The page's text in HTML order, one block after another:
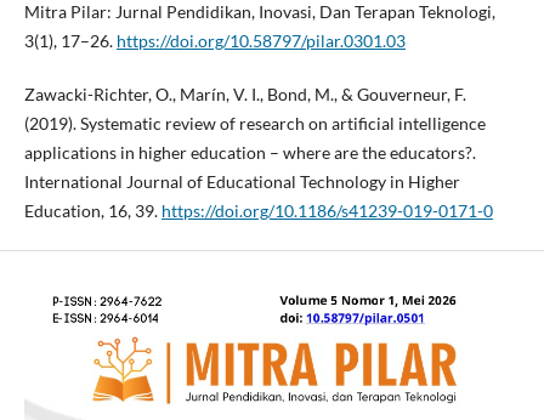
Mitra Pilar: Jurnal Pendidikan, Inovasi, Dan Terapan Teknologi,
3(1), 17–26. https://doi.org/10.58797/pilar.0301.03
Zawacki-Richter, O., Marín, V. I., Bond, M., & Gouverneur, F.
(2019). Systematic review of research on artificial intelligence
applications in higher education – where are the educators?.
International Journal of Educational Technology in Higher
Education, 16, 39. https://doi.org/10.1186/s41239-019-0171-0